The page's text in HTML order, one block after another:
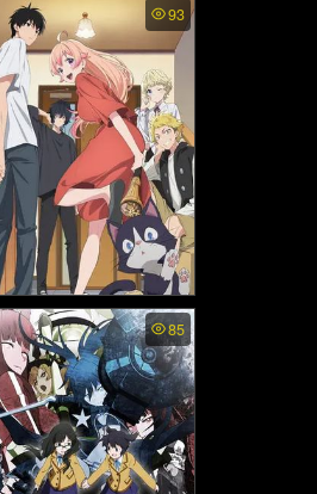
93
WATCH พากย์ไทย
- วิทช์วอทช์ (2025)
85